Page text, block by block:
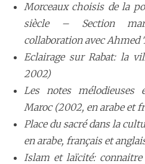
Morceaux choisis de la
siècle – Section
collaboration avec Ahmed
Eclairage sur Rabat: la
2002)
Les notes mélodieuses
Maroc (2002, en arabe et
Place du sacré dans la
en arabe, français et
Islam et laïcité: connaitre